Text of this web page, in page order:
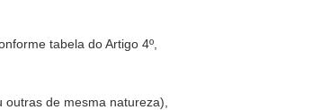
tabela do Artigo 4º,
de mesma natureza),